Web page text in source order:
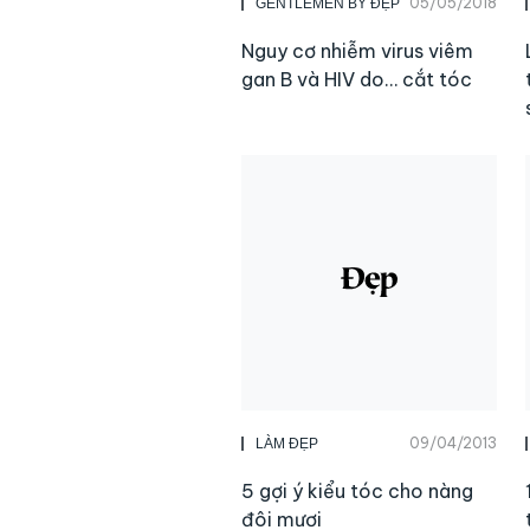
Nguy cơ nhiễm virus viêm
gan B và HIV do… cắt tóc
LÀM ĐẸP 09/04/2013
5 gợi ý kiểu tóc cho nàng
đôi mươi